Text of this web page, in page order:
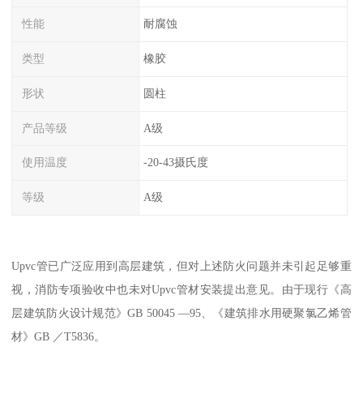
性能 耐腐蚀
类型 橡胶
形状 圆柱
产品等级 A级
使用温度 -20-43摄氏度
等级 A级
Upvc管已广泛应用到高层建筑，但对上述防火问题并未引起足够重
视，消防专项验收中也未对Upvc管材安装提出意见。由于现行《高
层建筑防火设计规范》GB 50045 —95、《建筑排水用硬聚氯乙烯管
材》GB ／T5836。